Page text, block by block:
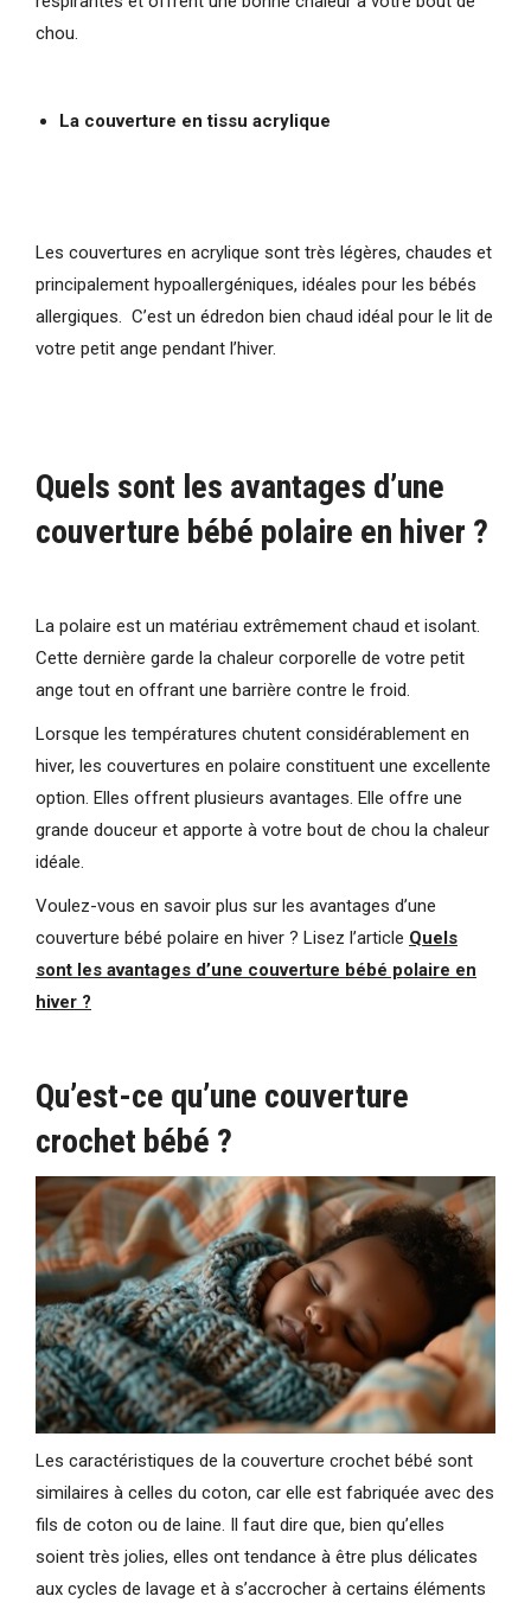
chou.
La couverture en tissu acrylique
Les couvertures en acrylique sont très légères, chaudes et
principalement hypoallergéniques, idéales pour les bébés
allergiques. C’est un édredon bien chaud idéal pour le lit de
votre petit ange pendant l’hiver.
Quels sont les avantages d’une
couverture bébé polaire en hiver ?
La polaire est un matériau extrêmement chaud et isolant.
Cette dernière garde la chaleur corporelle de votre petit
ange tout en offrant une barrière contre le froid.
Lorsque les températures chutent considérablement en
hiver, les couvertures en polaire constituent une excellente
option. Elles offrent plusieurs avantages. Elle offre une
grande douceur et apporte à votre bout de chou la chaleur
idéale.
Voulez-vous en savoir plus sur les avantages d’une
couverture bébé polaire en hiver ? Lisez l’article Quels
sont les avantages d’une couverture bébé polaire en
hiver ?
Qu’est-ce qu’une couverture
crochet bébé ?
Les caractéristiques de la couverture crochet bébé sont
similaires à celles du coton, car elle est fabriquée avec des
fils de coton ou de laine. Il faut dire que, bien qu’elles
soient très jolies, elles ont tendance à être plus délicates
aux cycles de lavage et à s’accrocher à certains éléments